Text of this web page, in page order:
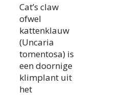
Cat’s claw
ofwel
kattenklauw
(Uncaria
tomentosa) is
een doornige
klimplant uit
het